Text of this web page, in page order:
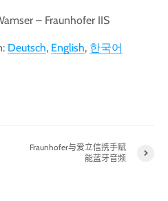
– Fraunhofer IIS
Deutsch English 한국어
Fraunhofer与爱立信携手赋
能蓝牙音频